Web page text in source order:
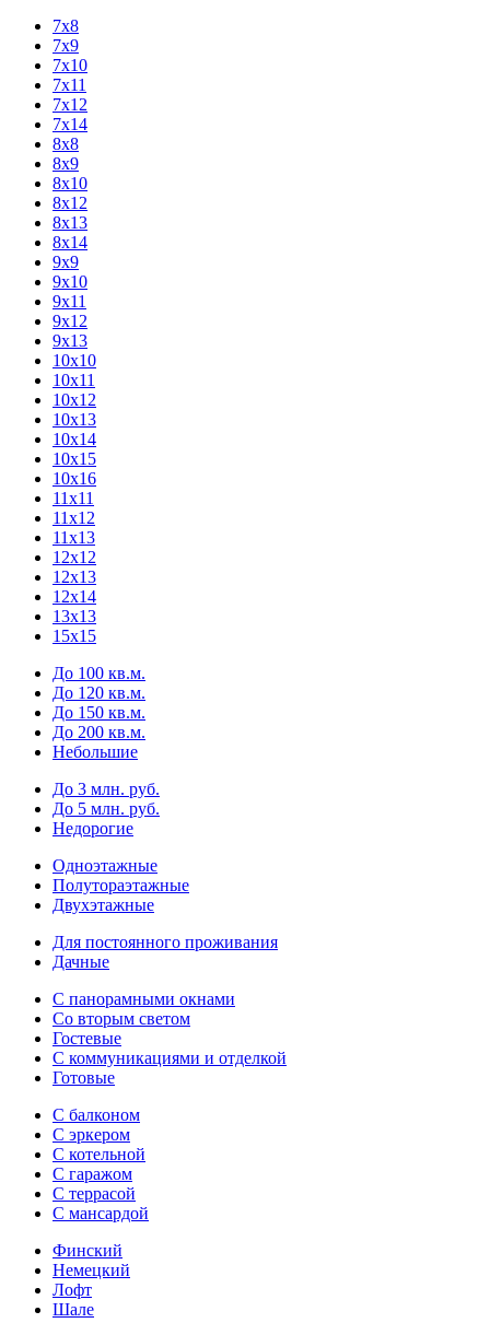
7х8
7х9
7х10
7х11
7х12
7х14
8х8
8х9
8х10
8х12
8х13
8х14
9х9
9х10
9х11
9х12
9х13
10х10
10х11
10х12
10х13
10х14
10х15
10х16
11х11
11х12
11х13
12х12
12х13
12х14
13х13
15х15
До 100 кв.м.
До 120 кв.м.
До 150 кв.м.
До 200 кв.м.
Небольшие
До 3 млн. руб.
До 5 млн. руб.
Недорогие
Одноэтажные
Полутораэтажные
Двухэтажные
Для постоянного проживания
Дачные
С панорамными окнами
Со вторым светом
Гостевые
С коммуникациями и отделкой
Готовые
С балконом
С эркером
С котельной
С гаражом
С террасой
С мансардой
Финский
Немецкий
Лофт
Шале